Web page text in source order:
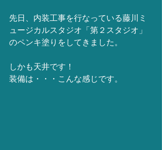
先日、内装工事を行なっている藤川ミ
ュージカルスタジオ「第２スタジオ」
のペンキ塗りをしてきました。
しかも天井です！
装備は・・・こんな感じです。